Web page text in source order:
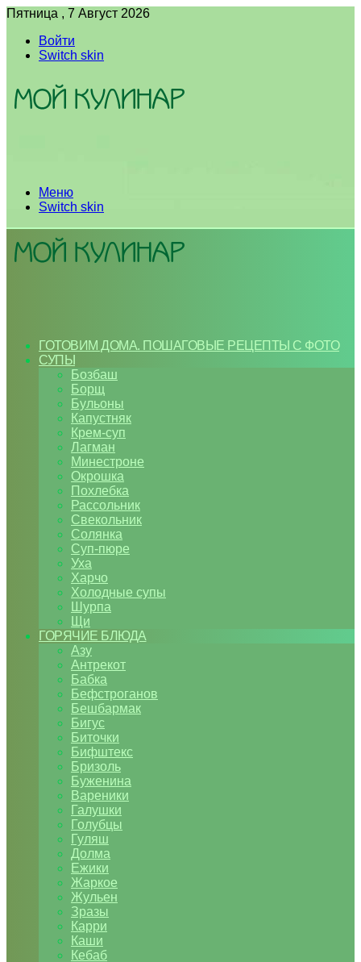
Пятница , 7 Август 2026
Войти
Switch skin
Меню
Switch skin
ГОТОВИМ ДОМА. ПОШАГОВЫЕ РЕЦЕПТЫ С ФОТО
СУПЫ
Бозбаш
Борщ
Бульоны
Капустняк
Крем-суп
Лагман
Минестроне
Окрошка
Похлебка
Рассольник
Свекольник
Солянка
Суп-пюре
Уха
Харчо
Холодные супы
Шурпа
Щи
ГОРЯЧИЕ БЛЮДА
Азу
Антрекот
Бабка
Бефстроганов
Бешбармак
Бигус
Биточки
Бифштекс
Бризоль
Буженина
Вареники
Галушки
Голубцы
Гуляш
Долма
Ежики
Жаркое
Жульен
Зразы
Карри
Каши
Кебаб